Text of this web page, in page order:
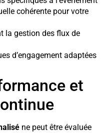
cohérente pour votre
la gestion des flux de
d’engagement adaptées
et
ne peut être évaluée